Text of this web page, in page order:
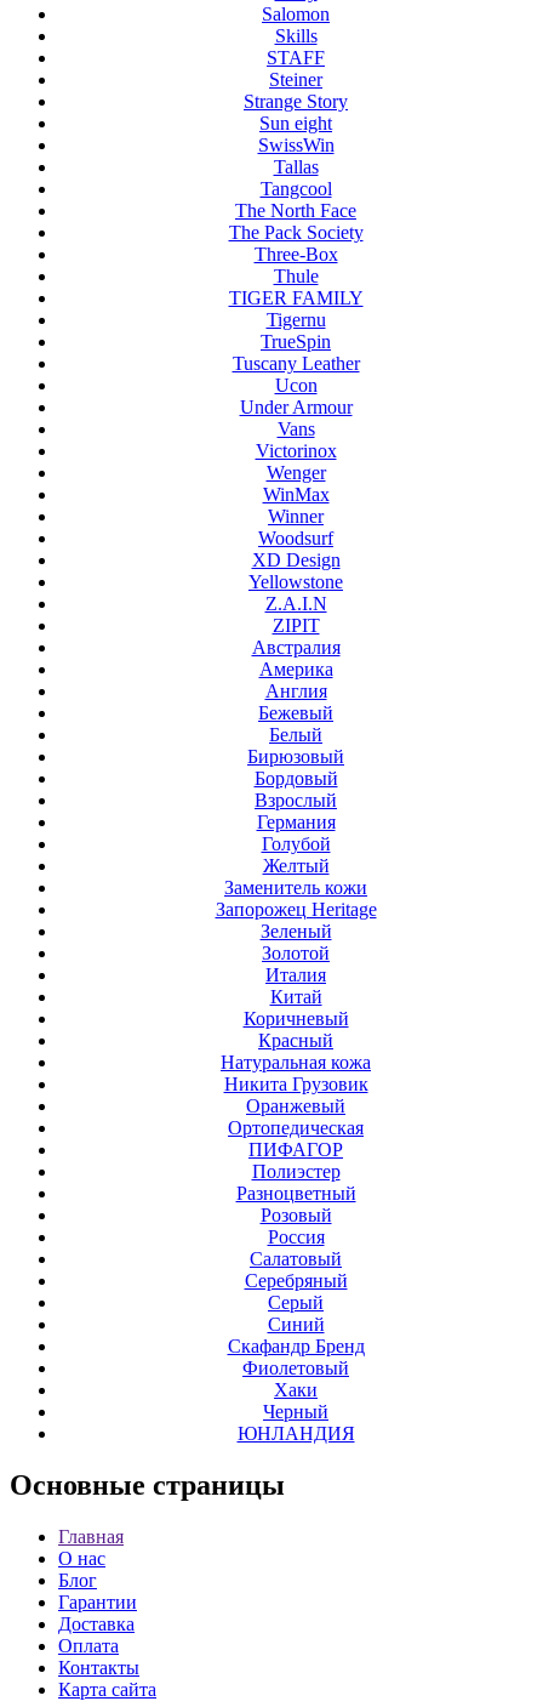
Salomon
Skills
STAFF
Steiner
Strange Story
Sun eight
SwissWin
Tallas
Tangcool
The North Face
The Pack Society
Three-Box
Thule
TIGER FAMILY
Tigernu
TrueSpin
Tuscany Leather
Ucon
Under Armour
Vans
Victorinox
Wenger
WinMax
Winner
Woodsurf
XD Design
Yellowstone
Z.A.I.N
ZIPIT
Австралия
Америка
Англия
Бежевый
Белый
Бирюзовый
Бордовый
Взрослый
Германия
Голубой
Желтый
Заменитель кожи
Запорожец Heritage
Зеленый
Золотой
Италия
Китай
Коричневый
Красный
Натуральная кожа
Никита Грузовик
Оранжевый
Ортопедическая
ПИФАГОР
Полиэстер
Разноцветный
Розовый
Россия
Салатовый
Серебряный
Серый
Синий
Скафандр Бренд
Фиолетовый
Хаки
Черный
ЮНЛАНДИЯ
Основные страницы
Главная
О нас
Блог
Гарантии
Доставка
Оплата
Контакты
Карта сайта